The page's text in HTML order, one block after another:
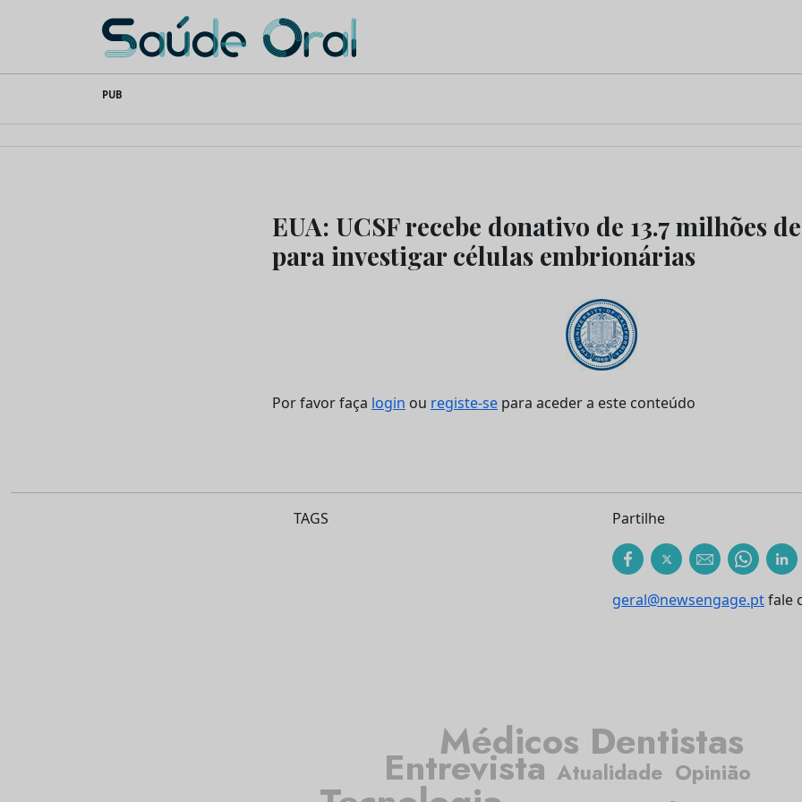
content
Saúde Oral
PUB
EUA: UCSF recebe donativo de 13.7 milhões
para investigar células embrionárias
Por favor faça login ou registe-se para aceder a este conteúdo
TAGS Partilhe
geral@newsengage.ptfale
Atualidade
Médicos Dentistas
Entrevista Opinião